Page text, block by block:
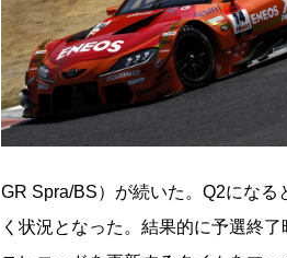
GR Spra/BS）が続いた。Q2にな
く状況となった。結果的に予選終